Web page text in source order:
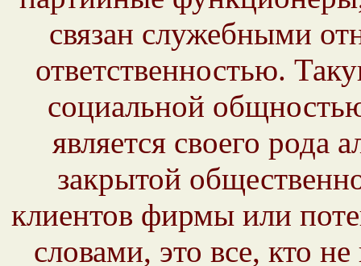
связан служебными
ответственностью.
социальной
является своего рода
закрытой
клиентов фирмы или
словами, это все, кто